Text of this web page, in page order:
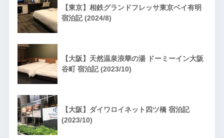
【東京】相鉄グランドフレッサ東京ベイ有明
宿泊記 (2024/8)
【大阪】天然温泉浪華の湯 ドーミーイン大阪
谷町 宿泊記 (2023/10)
【大阪】ダイワロイネット四ツ橋 宿泊記
(2023/10)